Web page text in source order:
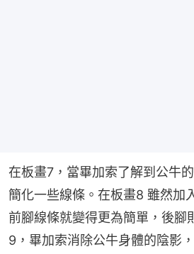
在板畫7，當畢加索了解到公牛
簡化一些線條。在板畫8 雖然加
前腳線條就變得更為簡單，後腳
9，畢加索消除公牛身體的陰影